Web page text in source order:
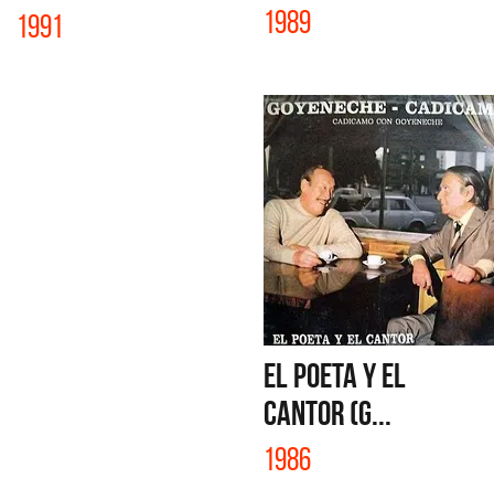
1991 1989
EL POETA Y EL
CANTOR (G...
1986